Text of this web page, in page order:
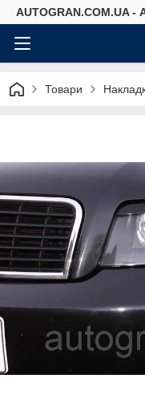
AUTOGRAN.COM.UA -
Товари